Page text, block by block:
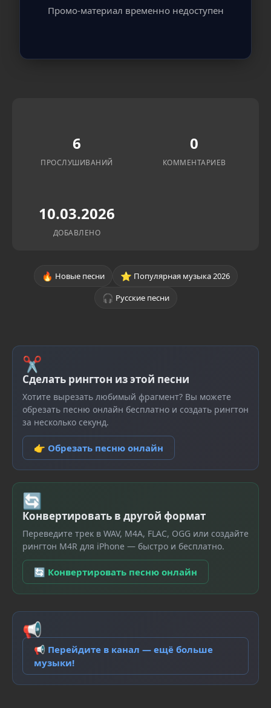
Промо-материал временно недоступен
6
ПРОСЛУШИВАНИЙ
0
КОММЕНТАРИЕВ
10.03.2026
ДОБАВЛЕНО
🔥 Новые песни ⭐ Популярная музыка 2026
🎧 Русские песни
✂
Сделать рингтон из этой песни
Хотите вырезать любимый фрагмент? Вы можете
обрезать песню онлайн бесплатно и создать рингтон
за несколько секунд.
👉 Обрезать песню онлайн
🔄
Конвертировать в другой формат
Переведите трек в WAV, M4A, FLAC, OGG или создайте
рингтон M4R для iPhone — быстро и бесплатно.
🔄 Конвертировать песню онлайн
📢
📢 Перейдите в канал — ещё больше
музыки!